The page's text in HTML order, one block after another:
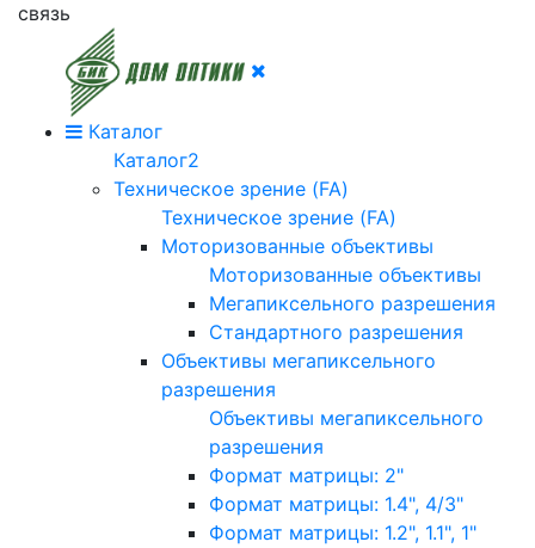
связь
Каталог
Каталог2
Техническое зрение (FA)
Техническое зрение (FA)
Моторизованные объективы
Моторизованные объективы
Мегапиксельного разрешения
Стандартного разрешения
Объективы мегапиксельного
разрешения
Объективы мегапиксельного
разрешения
Формат матрицы: 2"
Формат матрицы: 1.4", 4/3"
Формат матрицы: 1.2", 1.1", 1"